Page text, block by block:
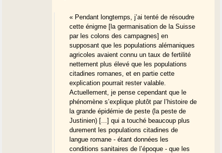
« Pendant longtemps, j’ai tenté de résoudre
cette énigme [la germanisation de la Suisse
par les colons des campagnes] en
supposant que les populations alémaniques
agricoles avaient connu un taux de fertilité
nettement plus élevé que les populations
citadines romanes, et en partie cette
explication pourrait rester valable.
Actuellement, je pense cependant que le
phénomène s’explique plutôt par l’histoire de
la grande épidémie de peste (la peste de
Justinien) [...] qui a touché beaucoup plus
durement les populations citadines de
langue romane - étant données les
conditions sanitaires de l’époque - que les